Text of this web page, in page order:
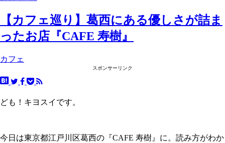
【カフェ巡り】葛西にある優しさが詰ま
ったお店『CAFE 寿樹』
カフェ
スポンサーリンク
ども！キヨスイです。
今日は東京都江戸川区葛西の『CAFE 寿樹』に。読み方がわか